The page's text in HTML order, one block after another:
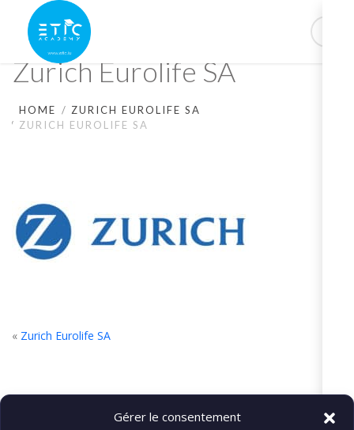
Gérer le consentement
Zurich Eurolife SA
HOME
ZURICH EUROLIFE SA
ZURICH EUROLIFE SA
« Zurich Eurolife SA
© FIATLUX INTERNATIONAL SARL